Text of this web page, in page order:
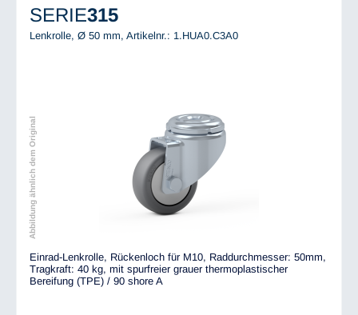
SERIE315
Lenkrolle, Ø 50 mm, Artikelnr.: 1.HUA0.C3A0
Abbildung ähnlich dem Original
Einrad-Lenkrolle, Rückenloch für M10, Raddurchmesser: 50mm,
Tragkraft: 40 kg, mit spurfreier grauer thermoplastischer
Bereifung (TPE) / 90 shore A